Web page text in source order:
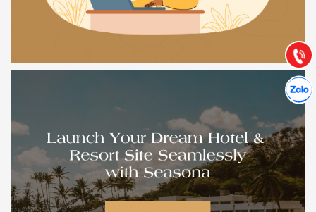
Gọi
Hướng dẫn & Hỗ trợ:
(028) 22.166.144
Chát